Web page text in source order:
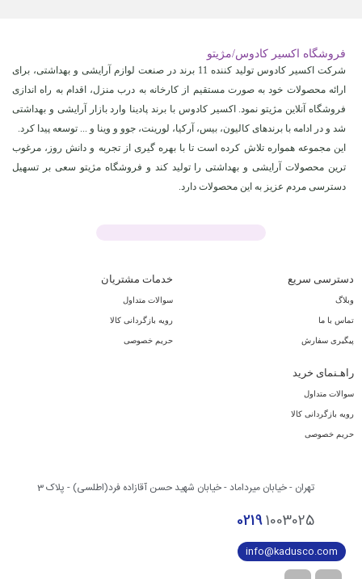
فروشگاه اکسیر کادوس/مژیتو
شرکت اکسیر کادوس تولید کننده 11 برند در صنعت لوازم آرایشی و بهداشتی، برای
ارائه محصولات خود به صورت مستقیم از کارخانه به درب منزل، اقدام به راه اندازی
فروشگاه آنلاین مژیتو نمود. اکسیر کادوس با برند پادینا وارد بازار آرایشی و بهداشتی
شد و در ادامه با برندهای کالیون، بیس، آرکیا، لورینت، جوو و وینا و ... توسعه پیدا کرد.
این مجموعه همواره تلاش کرده است تا با بهره گیری از تجربه و دانش روز، مرغوب
ترین محصولات آرایشی و بهداشتی را تولید کند و فروشگاه مژیتو سعی بر تسهیل
دسترسی مردم عزیز به این محصولات دارد.
دسترسی سریع
وبلاگ
تماس با ما
پیگیری سفارش
خدمات مشتریان
سوالات متداول
رویه بازگردانی کالا
حریم خصوصی
راهـنمای خرید
سوالات متداول
رویه بازگردانی کالا
حریم خصوصی
تهران - خیابان میرداماد - خیابان شهید حسن آقازاده فرد(اطلسی) - پلاک 3
02191003025
info@kadusco.com